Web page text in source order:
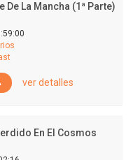
De La Mancha (1ª Parte)
ver detalles
En El Cosmos